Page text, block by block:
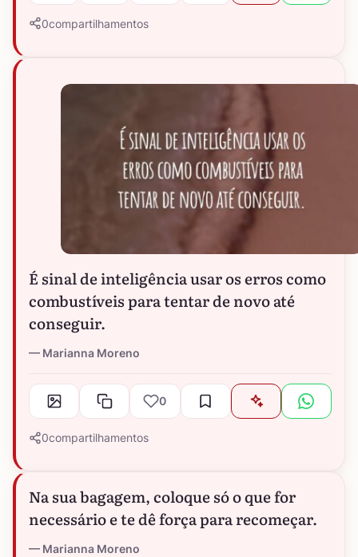
0compartilhamentos
É sinal de inteligência usar os erros como
combustíveis para tentar de novo até
conseguir.
Marianna Moreno
0
0compartilhamentos
Na sua bagagem, coloque só o que for
necessário e te dê força para recomeçar.
Marianna Moreno